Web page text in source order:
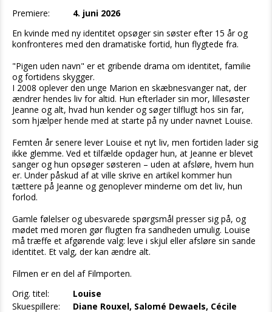
Premiere:
4. juni 2026
En kvinde med ny identitet opsøger sin søster efter 15 år og
konfronteres med den dramatiske fortid, hun flygtede fra.
"Pigen uden navn" er et gribende drama om identitet, familie
og fortidens skygger.
I 2008 oplever den unge Marion en skæbnesvanger nat, der
ændrer hendes liv for altid. Hun efterlader sin mor, lillesøster
Jeanne og alt, hvad hun kender og søger tilflugt hos sin far,
som hjælper hende med at starte på ny under navnet Louise.
Femten år senere lever Louise et nyt liv, men fortiden lader sig
ikke glemme. Ved et tilfælde opdager hun, at Jeanne er blevet
sanger og hun opsøger søsteren – uden at afsløre, hvem hun
er. Under påskud af at ville skrive en artikel kommer hun
tættere på Jeanne og genoplever minderne om det liv, hun
forlod.
Gamle følelser og ubesvarede spørgsmål presser sig på, og
mødet med moren gør flugten fra sandheden umulig. Louise
må træffe et afgørende valg: leve i skjul eller afsløre sin sande
identitet. Et valg, der kan ændre alt.
Filmen er en del af Filmporten.
Orig. titel:
Louise
Skuespillere:
Diane Rouxel, Salomé Dewaels, Cécile